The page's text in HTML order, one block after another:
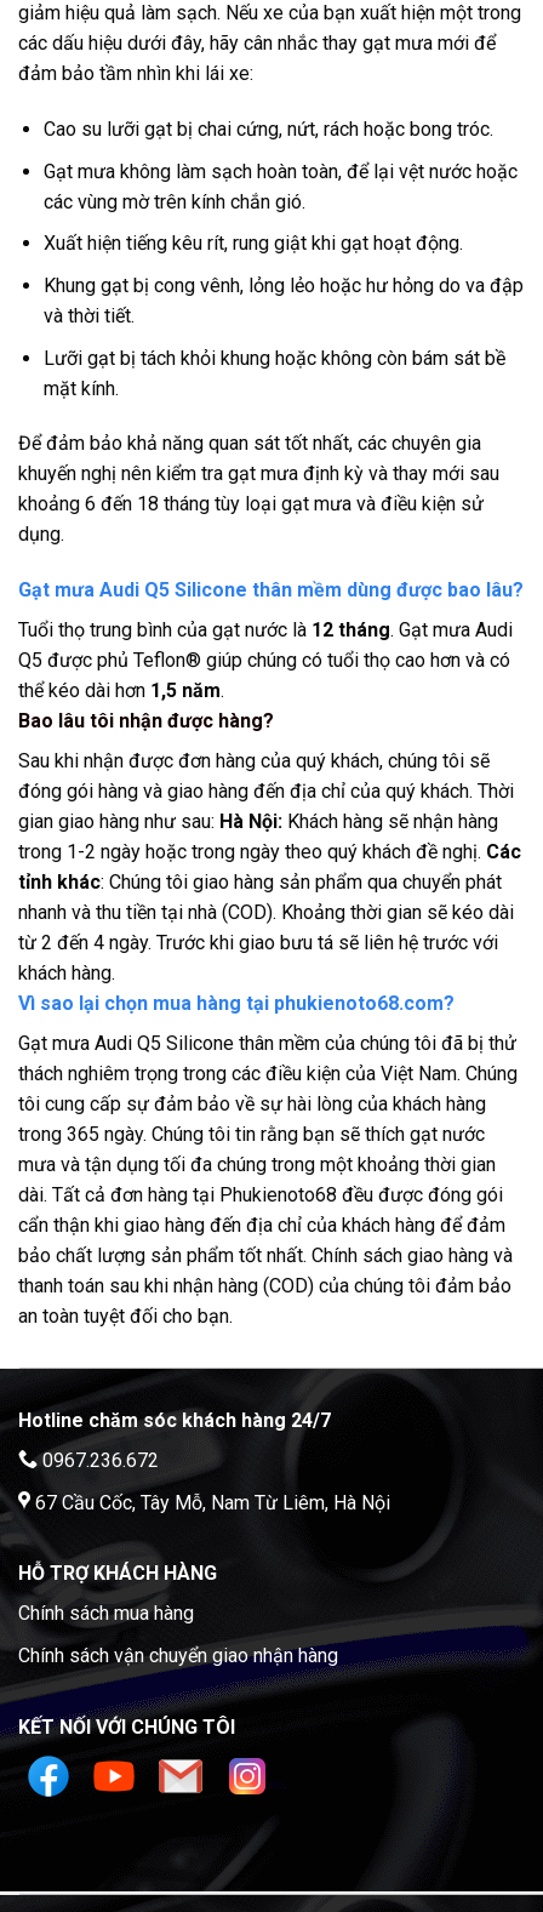
giảm hiệu quả làm sạch. Nếu xe của bạn xuất hiện một trong
các dấu hiệu dưới đây, hãy cân nhắc thay gạt mưa mới để
đảm bảo tầm nhìn khi lái xe:
Cao su lưỡi gạt bị chai cứng, nứt, rách hoặc bong tróc.
Gạt mưa không làm sạch hoàn toàn, để lại vệt nước hoặc
các vùng mờ trên kính chắn gió.
Xuất hiện tiếng kêu rít, rung giật khi gạt hoạt động.
Khung gạt bị cong vênh, lỏng lẻo hoặc hư hỏng do va đập
và thời tiết.
Lưỡi gạt bị tách khỏi khung hoặc không còn bám sát bề
mặt kính.
Để đảm bảo khả năng quan sát tốt nhất, các chuyên gia
khuyến nghị nên kiểm tra gạt mưa định kỳ và thay mới sau
khoảng 6 đến 18 tháng tùy loại gạt mưa và điều kiện sử
dụng.
Gạt mưa Audi Q5 Silicone thân mềm dùng được bao lâu?
Tuổi thọ trung bình của gạt nước là 12 tháng. Gạt mưa Audi
Q5 được phủ Teflon® giúp chúng có tuổi thọ cao hơn và có
thể kéo dài hơn 1,5 năm.
Bao lâu tôi nhận được hàng?
Sau khi nhận được đơn hàng của quý khách, chúng tôi sẽ
đóng gói hàng và giao hàng đến địa chỉ của quý khách. Thời
gian giao hàng như sau: Hà Nội: Khách hàng sẽ nhận hàng
trong 1-2 ngày hoặc trong ngày theo quý khách đề nghị. Các
tỉnh khác: Chúng tôi giao hàng sản phẩm qua chuyển phát
nhanh và thu tiền tại nhà (COD). Khoảng thời gian sẽ kéo dài
từ 2 đến 4 ngày. Trước khi giao bưu tá sẽ liên hệ trước với
khách hàng.
Vì sao lại chọn mua hàng tại phukienoto68.com?
Gạt mưa Audi Q5 Silicone thân mềm của chúng tôi đã bị thử
thách nghiêm trọng trong các điều kiện của Việt Nam. Chúng
tôi cung cấp sự đảm bảo về sự hài lòng của khách hàng
trong 365 ngày. Chúng tôi tin rằng bạn sẽ thích gạt nước
mưa và tận dụng tối đa chúng trong một khoảng thời gian
dài. Tất cả đơn hàng tại Phukienoto68 đều được đóng gói
cẩn thận khi giao hàng đến địa chỉ của khách hàng để đảm
bảo chất lượng sản phẩm tốt nhất. Chính sách giao hàng và
thanh toán sau khi nhận hàng (COD) của chúng tôi đảm bảo
an toàn tuyệt đối cho bạn.
Hotline chăm sóc khách hàng 24/7
0967.236.672
67 Cầu Cốc, Tây Mỗ, Nam Từ Liêm, Hà Nội
HỖ TRỢ KHÁCH HÀNG
Chính sách mua hàng
Chính sách vận chuyển giao nhận hàng
KẾT NỐI VỚI CHÚNG TÔI